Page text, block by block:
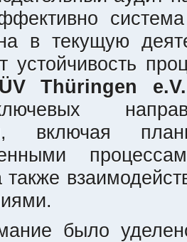
в текущую
устойчивость
Thüringen e.V.
включая
также
было